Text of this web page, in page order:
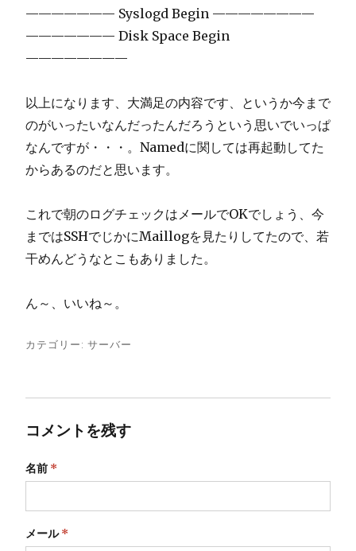
——————— Syslogd Begin ————————
——————— Disk Space Begin
————————
以上になります、大満足の内容です、というか今まで
のがいったいなんだったんだろうという思いでいっぱ
なんですが・・・。Namedに関しては再起動してた
からあるのだと思います。
これで朝のログチェックはメールでOKでしょう、今
まではSSHでじかにMaillogを見たりしてたので、若
干めんどうなとこもありました。
ん～、いいね～。
カテゴリー:サーバー
コメントを残す
名前 *
メール*